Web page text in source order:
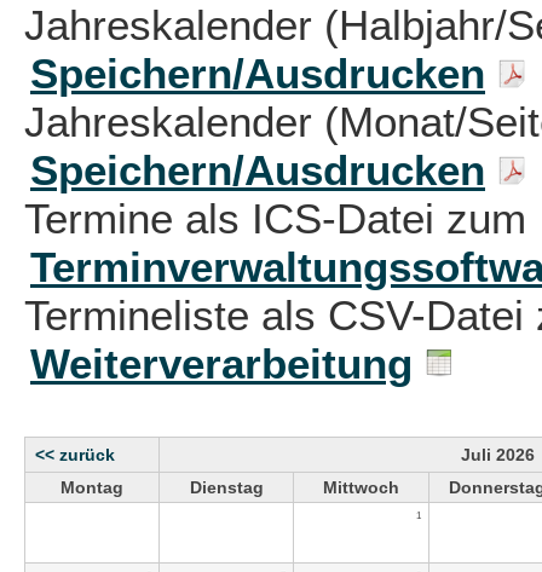
Jahreskalender (Halbjahr/
Speichern/Ausdrucken
Jahreskalender (Monat/
Speichern/Ausdrucken
Termine als ICS-Datei zum
Termineliste als CSV-
Weiterverarbeitung
<< zurück
Juli 2026
Montag
Dienstag Mittwoch
1